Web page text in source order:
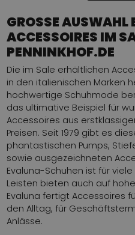
GROSSE AUSWAHL
ACCESSOIRES IM
PENNINKHOF.DE
Die im Sale erhältlichen
in den italienischen Marken
hochwertige Schuhmode
das ultimative Beispiel für
Accessoires aus
Preisen. Seit 1979 gibt es
phantastischen Pumps,
sowie ausgezeichneten
Evaluna-Schuhen ist für
Leisten bieten auch auf
Evaluna fertigt Accessoires
den Alltag, für
Anlässe.